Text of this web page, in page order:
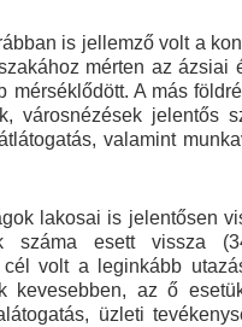
is jellemző volt a
mérten az ázsiai
mérséklődött. A más
városnézések jelentős
valamint
lakosai is jelentősen
száma esett vissza
cél volt a leginkább
kevesebben, az ő
üzleti